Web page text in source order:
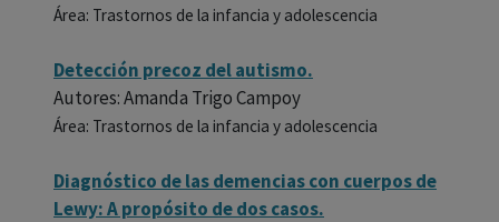
Área: Trastornos de la infancia y adolescencia
Detección precoz del autismo.
Autores: Amanda Trigo Campoy
Área: Trastornos de la infancia y adolescencia
Diagnóstico de las demencias con cuerpos de
Lewy: A propósito de dos casos.